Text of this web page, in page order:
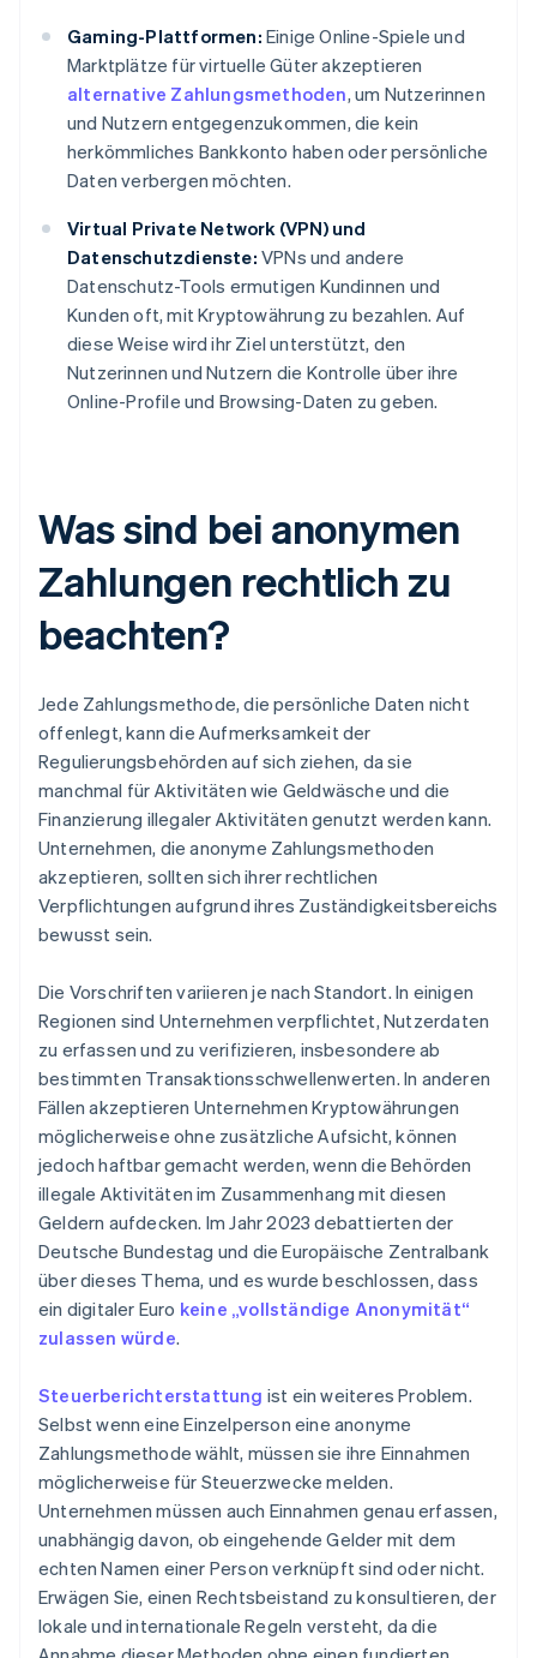
Gaming-Plattformen: Einige Online-Spiele und
Marktplätze für virtuelle Güter akzeptieren
alternative Zahlungsmethoden, um Nutzerinnen
und Nutzern entgegenzukommen, die kein
herkömmliches Bankkonto haben oder persönliche
Daten verbergen möchten.
Virtual Private Network (VPN) und
Datenschutzdienste: VPNs und andere
Datenschutz-Tools ermutigen Kundinnen und
Kunden oft, mit Kryptowährung zu bezahlen. Auf
diese Weise wird ihr Ziel unterstützt, den
Nutzerinnen und Nutzern die Kontrolle über ihre
Online-Profile und Browsing-Daten zu geben.
Was sind bei anonymen
Zahlungen rechtlich zu
beachten?
Jede Zahlungsmethode, die persönliche Daten nicht
offenlegt, kann die Aufmerksamkeit der
Regulierungsbehörden auf sich ziehen, da sie
manchmal für Aktivitäten wie Geldwäsche und die
Finanzierung illegaler Aktivitäten genutzt werden kann.
Unternehmen, die anonyme Zahlungsmethoden
akzeptieren, sollten sich ihrer rechtlichen
Verpflichtungen aufgrund ihres Zuständigkeitsbereichs
bewusst sein.
Die Vorschriften variieren je nach Standort. In einigen
Regionen sind Unternehmen verpflichtet, Nutzerdaten
zu erfassen und zu verifizieren, insbesondere ab
bestimmten Transaktionsschwellenwerten. In anderen
Fällen akzeptieren Unternehmen Kryptowährungen
möglicherweise ohne zusätzliche Aufsicht, können
jedoch haftbar gemacht werden, wenn die Behörden
illegale Aktivitäten im Zusammenhang mit diesen
Geldern aufdecken. Im Jahr 2023 debattierten der
Deutsche Bundestag und die Europäische Zentralbank
über dieses Thema, und es wurde beschlossen, dass
ein digitaler Euro keine „vollständige Anonymität“
zulassen würde.
Steuerberichterstattung ist ein weiteres Problem.
Selbst wenn eine Einzelperson eine anonyme
Zahlungsmethode wählt, müssen sie ihre Einnahmen
möglicherweise für Steuerzwecke melden.
Unternehmen müssen auch Einnahmen genau erfassen,
unabhängig davon, ob eingehende Gelder mit dem
echten Namen einer Person verknüpft sind oder nicht.
Erwägen Sie, einen Rechtsbeistand zu konsultieren, der
lokale und internationale Regeln versteht, da die